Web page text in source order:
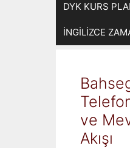
DYK KURS
İNGİLİZCE
ve
Akışı